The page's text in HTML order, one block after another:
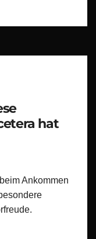
hat
Ankommen